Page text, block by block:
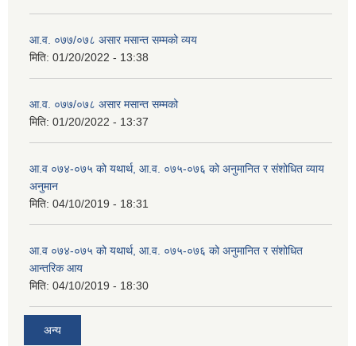
आ.व. ०७७/०७८ असार मसान्त सम्मको व्यय
मिति: 01/20/2022 - 13:38
आ.व. ०७७/०७८ असार मसान्त सम्मको
मिति: 01/20/2022 - 13:37
आ.व ०७४-०७५ को यथार्थ, आ.व. ०७५-०७६ को अनुमानित र संशोधित व्याय
अनुमान
मिति: 04/10/2019 - 18:31
आ.व ०७४-०७५ को यथार्थ, आ.व. ०७५-०७६ को अनुमानित र संशोधित
आन्तरिक आय
मिति: 04/10/2019 - 18:30
अन्य